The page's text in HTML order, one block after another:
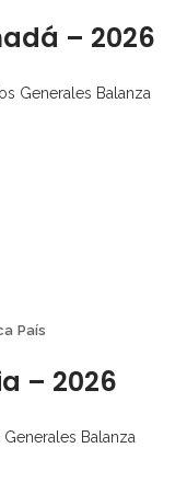
– 2026
Generales Balanza
País
– 2026
Balanza